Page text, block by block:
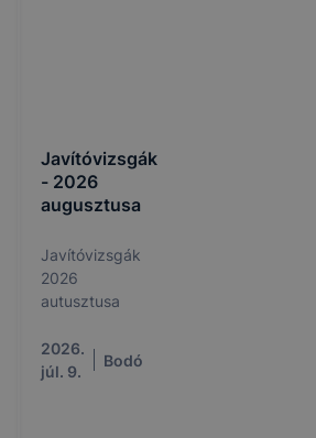
Javítóvizsgák
- 2026
augusztusa
Javítóvizsgák
2026
autusztusa
2026.
júl. 9.
Bodó